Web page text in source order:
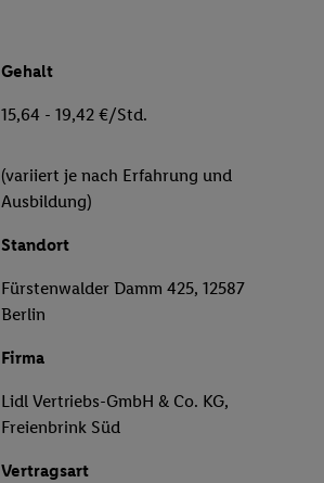
Gehalt
15,64 - 19,42 €/Std.
(variiert je nach Erfahrung und
Ausbildung)
Standort
Fürstenwalder Damm 425, 12587
Berlin
Firma
Lidl Vertriebs-GmbH & Co. KG,
Freienbrink Süd
Vertragsart